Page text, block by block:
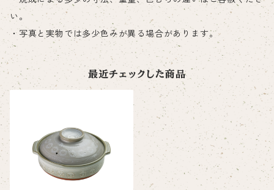
い。
・写真と実物では多少色みが異る場合があります。
最近チェックした商品